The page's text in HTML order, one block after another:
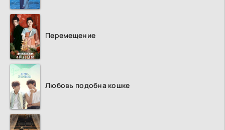
Перемещение
Любовь подобна кошке